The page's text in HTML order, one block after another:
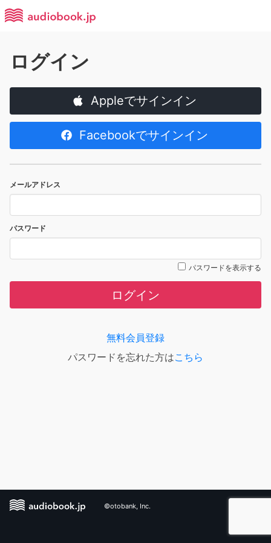
ログイン
Appleでサインイン
Facebookでサインイン
メールアドレス
パスワード
パスワードを表示する
ログイン
無料会員登録
パスワードを忘れた方はこちら
©otobank, Inc.